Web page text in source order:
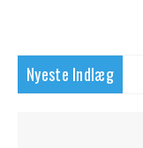
Nyeste Indlæg